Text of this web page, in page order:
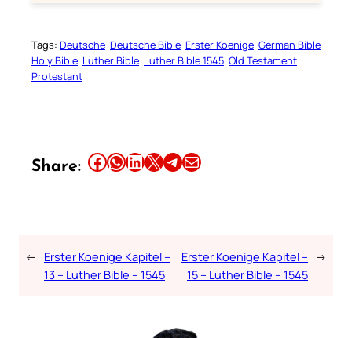
Tags: Deutsche Deutsche Bible Erster Koenige German Bible
Holy Bible Luther Bible Luther Bible 1545 Old Testament
Protestant
Share: Share this article on Facebook Share this article on WhatsApp Share this article on LinkedIn Share this article on X Share this article on TelegramEmail this Article
← Erster Koenige Kapitel –
13 – Luther Bible – 1545
Erster Koenige Kapitel –
15 – Luther Bible – 1545
→